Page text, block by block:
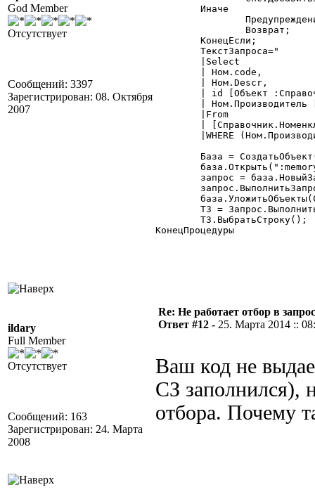
God Member
Отсутствует
Сообщений: 3397
Зарегистрирован: 08. Октября
2007
КонецПроцедуры
ildary
Full Member
Отсутствует
Сообщений: 163
Зарегистрирован: 24. Марта
2008
Re: Не работает отбор в
Ответ #12 - 25. Марта 2014 ::
Ваш код не
СЗ заполнился),
отбора. Почему